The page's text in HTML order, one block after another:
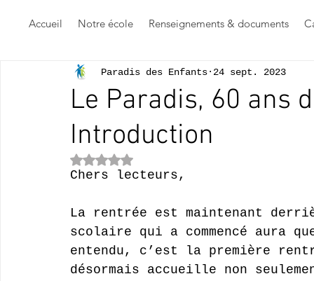
Accueil Notre école Renseignements & documents
Le Paradis, 60 ans
Introduction
Paradis des Enfants 24 sept. 2023
Noté NaN étoiles sur 5.
Chers lecteurs,
La rentrée est maintenant
scolaire qui a commencé aura
entendu, c’est la première
désormais accueille non